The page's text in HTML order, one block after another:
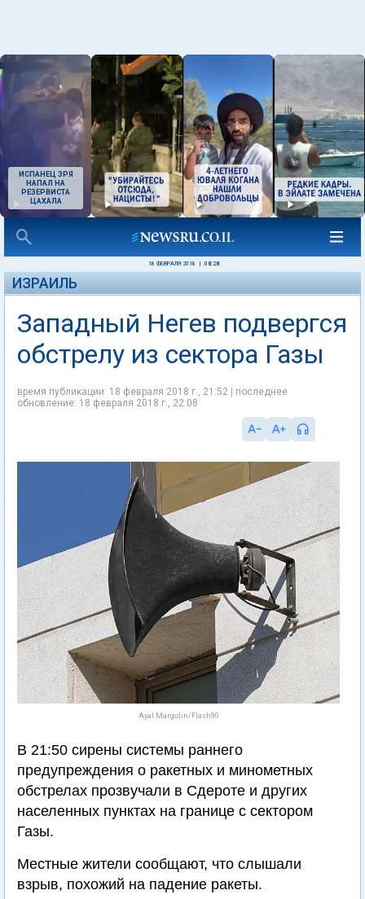
ИСПАНЕЦ ЗРЯ
НАПАЛ НА
РЕЗЕРВИСТА
ЦАХАЛА
18 ФЕВРАЛЯ 2018 08:28
ИЗРАИЛЬ
Западный Негев подвергся
обстрелу из сектора Газы
время публикации: 18 февраля 2018 г., 21:52 | последнее
обновление: 18 февраля 2018 г., 22:08
Ayal Margolin/Flash90
В 21:50 сирены системы раннего
предупреждения о ракетных и минометных
обстрелах прозвучали в Сдероте и других
населенных пунктах на границе с сектором
Газы.
Местные жители сообщают, что слышали
взрыв, похожий на падение ракеты.